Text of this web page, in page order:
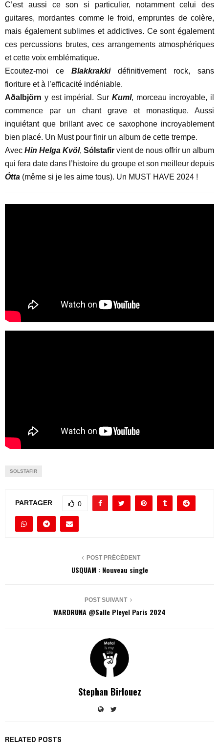
C’est aussi ce son si particulier, notamment celui des
guitares, mordantes comme le froid, empruntes de colère,
mais également sublimes et addictives. Ce sont également
ces percussions brutes, ces arrangements atmosphériques
et cette voix emblématique.
Ecoutez-moi ce Blakkrakki définitivement rock, sans
fioriture et à l’efficacité indéniable.
Aðalbjörn y est impérial. Sur Kuml, morceau incroyable, il
commence par un chant grave et monastique. Aussi
inquiétant que brillant avec ce saxophone incroyablement
bien placé. Un Must pour finir un album de cette trempe.
Avec Hin Helga Kvöl, Sólstafir vient de nous offrir un album
qui fera date dans l’histoire du groupe et son meilleur depuis
Ótta (même si je les aime tous). Un MUST HAVE 2024 !
SOLSTAFIR
PARTAGER 0
POST PRÉCÉDENT
USQUAM : Nouveau single
POST SUIVANT
WARDRUNA @Salle Pleyel Paris 2024
Stephan Birlouez
RELATED POSTS